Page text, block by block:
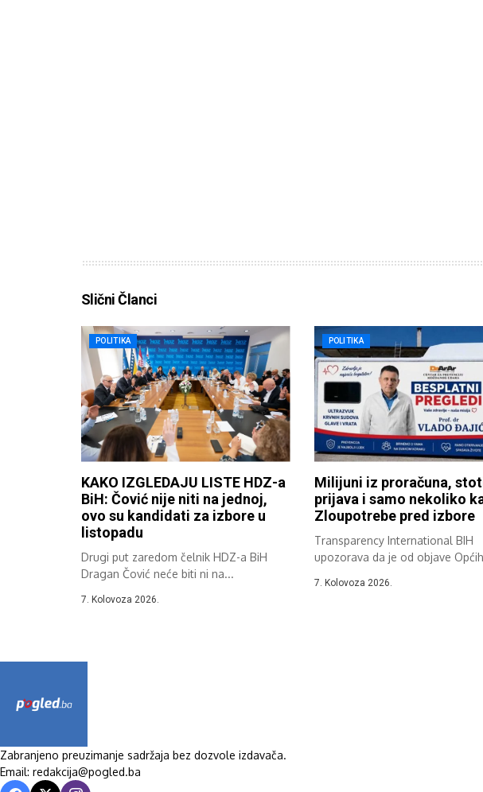
Slični Članci
POLITIKA
KAKO IZGLEDAJU LISTE HDZ-a
BiH: Čović nije niti na jednoj,
ovo su kandidati za izbore u
listopadu
Drugi put zaredom čelnik HDZ-a BiH
Dragan Čović neće biti ni na...
7. Kolovoza 2026.
POLITIKA
Milijuni iz proračuna,
prijava i samo nekoliko
Zloupotrebe pred izbore
Transparency International BIH
upozorava da je od objave
7. Kolovoza 2026.
Zabranjeno preuzimanje sadržaja bez dozvole izdavača.
Email: redakcija@pogled.ba